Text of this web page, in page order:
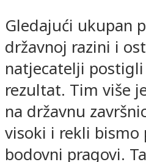
Gledajući ukupan
državnoj razini i
natjecatelji
rezultat. Tim više
na državnu
visoki i rekli bismo
bodovni pragovi.